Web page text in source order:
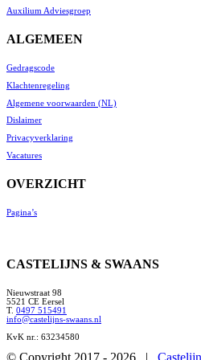
Auxilium Adviesgroep
ALGEMEEN
Gedragscode
Klachtenregeling
Algemene voorwaarden (NL)
Dislaimer
Privacyverklaring
Vacatures
OVERZICHT
Pagina’s
CASTELIJNS & SWAANS
Nieuwstraat 98
5521 CE Eersel
T. 0497 515491
info@castelijns-swaans.nl
KvK nr.: 63234580
© Copyright 2017 - 2026 |